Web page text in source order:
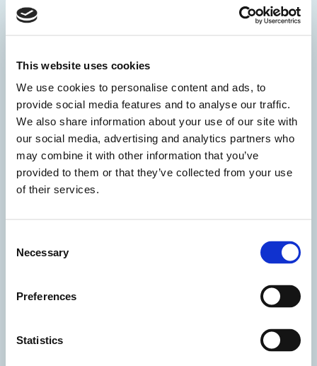
This website uses cookies
We use cookies to personalise content and ads, to
provide social media features and to analyse our traffic.
We also share information about your use of our site with
our social media, advertising and analytics partners who
may combine it with other information that you’ve
provided to them or that they’ve collected from your use
of their services.
Selection
Necessary
Preferences
Statistics
La fase di valutazione dell’impatto ambientale è
stata limitata alle sole categorie d’impatto
significative individuate dalla RCP, ovvero:
Cambiamenti climatici, Impoverimento della
risorsa – acqua, Impoverimento della risorsa –
vettori energetici, e sono stati calcolati sia i
risultati caratterizzati, che i risultati
prestazionale di ogni stabilimento oggetto dello
studio e la classe prestazionale ponderata dello
N